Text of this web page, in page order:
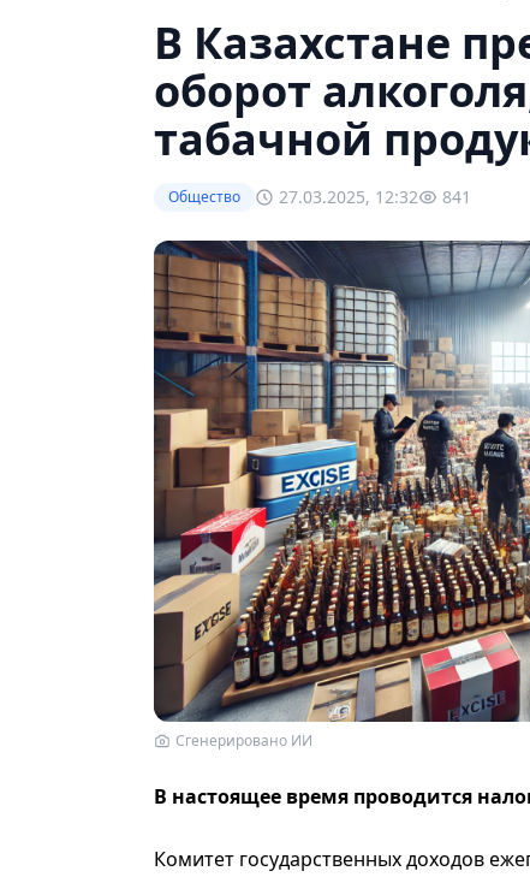
В Казахстане
оборот
табачной
Общество 27.03.2025, 12:32 841
Сгенерировано ИИ
В настоящее время проводится
Комитет государственных доходов